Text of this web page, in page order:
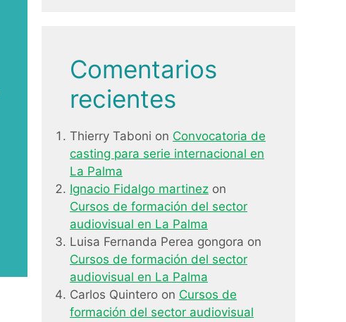
Comentarios
recientes
Thierry Taboni on Convocatoria de
casting para serie internacional en
La Palma
Ignacio Fidalgo martinez on
Cursos de formación del sector
audiovisual en La Palma
Luisa Fernanda Perea gongora on
Cursos de formación del sector
audiovisual en La Palma
Carlos Quintero on Cursos de
formación del sector audiovisual